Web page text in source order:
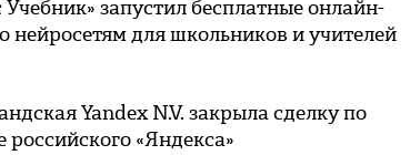
Учебник» запустил бесплатные онлайн-
нейросетям для школьников и учителей
Yandex N.V. закрыла сделку по
«Яндекса»